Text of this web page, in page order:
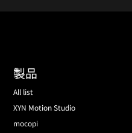
製品
All list
XYN Motion Studio
mocopi